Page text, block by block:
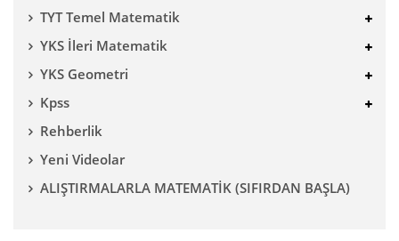
TYT Temel Matematik
YKS İleri Matematik
YKS Geometri
Kpss
Rehberlik
Yeni Videolar
ALIŞTIRMALARLA MATEMATİK (SIFIRDAN BAŞLA)